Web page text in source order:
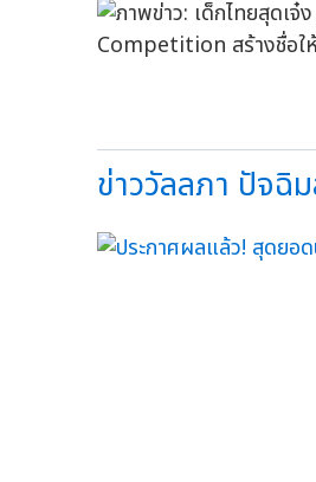
ข่าววัลลภา ปัจฉิ